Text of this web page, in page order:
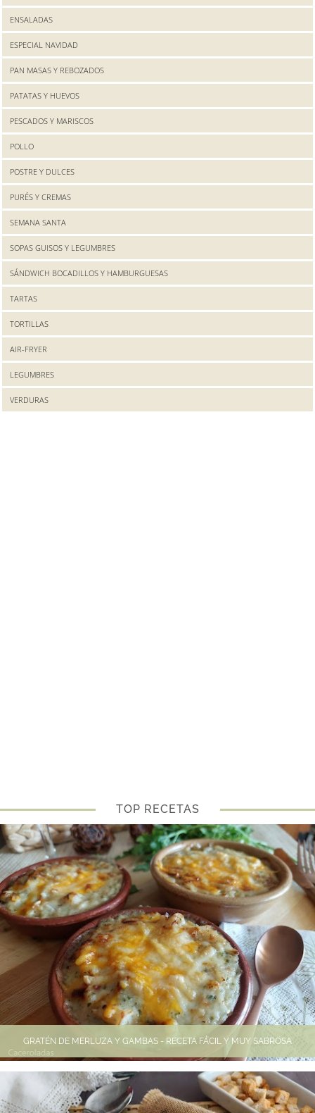
ENSALADAS
ESPECIAL NAVIDAD
PAN MASAS Y REBOZADOS
PATATAS Y HUEVOS
PESCADOS Y MARISCOS
POLLO
POSTRE Y DULCES
PURÉS Y CREMAS
SEMANA SANTA
SOPAS GUISOS Y LEGUMBRES
SÁNDWICH BOCADILLOS Y HAMBURGUESAS
TARTAS
TORTILLAS
AIR-FRYER
LEGUMBRES
VERDURAS
TOP RECETAS
GRATÉN DE MERLUZA Y GAMBAS - RECETA FÁCIL Y MUY SABROSA